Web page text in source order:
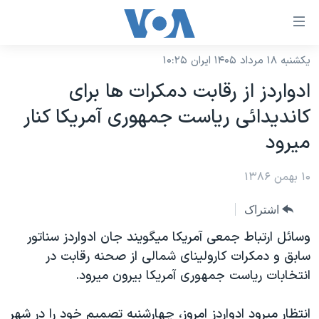
لینکهای
دسترسی
جهش
به
محتوای
اصلی
به
صفحه
جهش
به
جستجو
نسخه سبک وب‌سایت
موضوع ها
ایران
آمریکا
جهان
ورزشی
گزیده‌ها
ویژه برنامه‌ها
ویدیوها
برنامه های تلویزیونی
جدول برنامه ها
صفحه‌های ویژه
جام جهانی ۲۰۲۶
عملیات خشم حماسی
۲۵۰سالگی آمریکا
بایگانی برنامه‌های تلویزیونی
فرکانس‌های صدای آمریکا
پخش رادیویی
یکشنبه ۱۸ مرداد ۱۴۰۵ ایران ۱۰:۲۵
ادواردز از رقابت دمکرات ها برای
کانديدائی رياست جمهوری آمريکا کنار
ميرود
۱۰ بهمن ۱۳۸۶
اشتراک
وسائل ارتباط جمعی آمريکا ميگويند جان ادواردز سناتور
سابق و دمکرات کارولينای شمالی از صحنه رقابت در
انتخابات رياست جمهوری آمريکا بيرون ميرود.
انتظار ميرود ادواردز امروز، چهارشنبه تصميم خود را در شهر